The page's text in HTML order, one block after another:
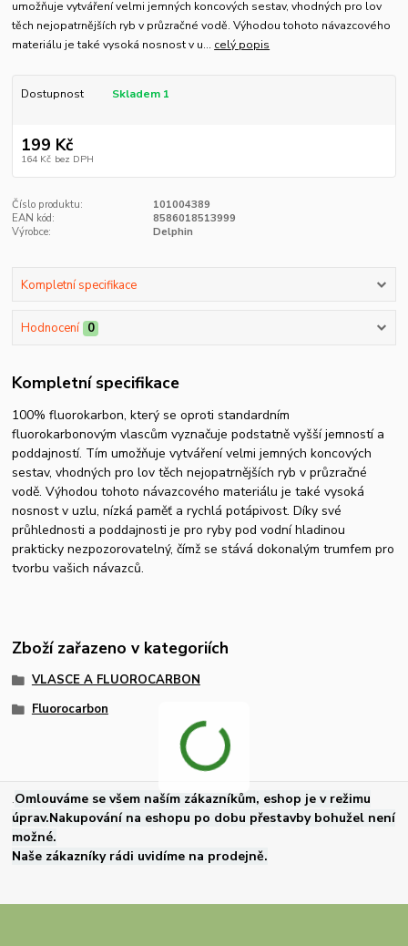
umožňuje vytváření velmi jemných koncových sestav, vhodných pro lov
těch nejopatrnějších ryb v průzračné vodě. Výhodou tohoto návazcového
materiálu je také vysoká nosnost v u... celý popis
Dostupnost Skladem 1
199 Kč
164 Kč bez DPH
Číslo produktu:
101004389
EAN kód:
8586018513999
Výrobce:
Delphin
Kompletní specifikace
Hodnocení 0
Kompletní specifikace
100% fluorokarbon, který se oproti standardním
fluorokarbonovým vlascům vyznačuje podstatně vyšší jemností a
poddajností. Tím umožňuje vytváření velmi jemných koncových
sestav, vhodných pro lov těch nejopatrnějších ryb v průzračné
vodě. Výhodou tohoto návazcového materiálu je také vysoká
nosnost v uzlu, nízká paměť a rychlá potápivost. Díky své
průhlednosti a poddajnosti je pro ryby pod vodní hladinou
prakticky nezpozorovatelný, čímž se stává dokonalým trumfem pro
tvorbu vašich návazců.
Zboží zařazeno v kategoriích
VLASCE A FLUOROCARBON
Fluorocarbon
.Omlouváme se všem naším zákazníkům, eshop je v režimu
úprav.Nakupování na eshopu po dobu přestavby bohužel není
možné.
Naše zákazníky rádi uvidíme na prodejně.